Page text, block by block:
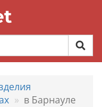
в Барнауле